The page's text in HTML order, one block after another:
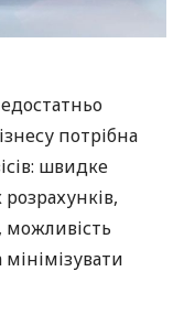
потрібна
швидке
можливість